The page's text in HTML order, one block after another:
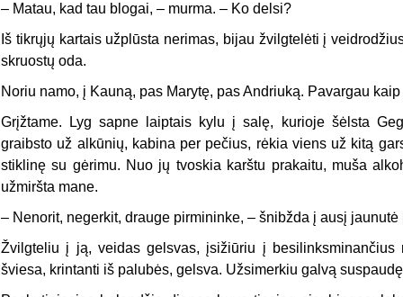
– Matau, kad tau blogai, – murma. – Ko delsi?
Iš tikrųjų kartais užplūsta nerimas, bijau žvilgtelėti į
skruostų oda.
Noriu namo, į Kauną, pas Marytę, pas Andriuką. Pavargau
Grįžtame. Lyg sapne laiptais kylu į salę, kurioje šėlsta
graibsto už alkūnių, kabina per pečius, rėkia viens už kitą
stiklinę su gėrimu. Nuo jų tvoskia karštu prakaitu, muša
užmiršta mane.
– Nenorit, negerkit, drauge pirmininke, – šnibžda į ausį jaunutė
Žvilgteliu į ją, veidas gelsvas, įsižiūriu į
šviesa, krintanti iš palubės, gelsva. Užsimerkiu galvą